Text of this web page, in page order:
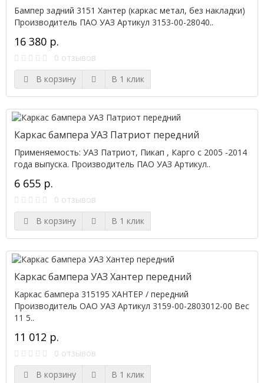
Бампер задний 3151 Хантер (каркас метал, без накладки)
Производитель ПАО УАЗ Артикул 3153-00-28040..
16 380 р.
0 отзывов
В корзину
В 1 клик
Каркас бампера УАЗ Патриот передний
Применяемость: УАЗ Патриот, Пикап , Карго с 2005 -2014
года выпуска. Производитель ПАО УАЗ Артикул..
6 655 р.
0 отзывов
В корзину
В 1 клик
Каркас бампера УАЗ Хантер передний
Каркас бампера 315195 ХАНТЕР / передний
Производитель ОАО УАЗ Артикул 3159-00-2803012-00 Вес
11 5..
11 012 р.
0 отзывов
В корзину
В 1 клик